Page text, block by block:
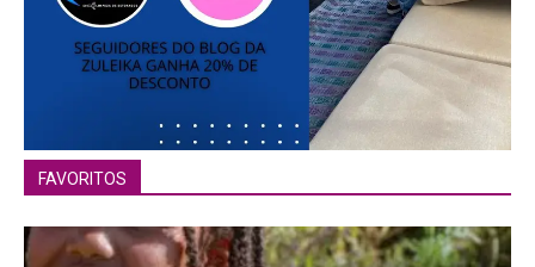
FAVORITOS